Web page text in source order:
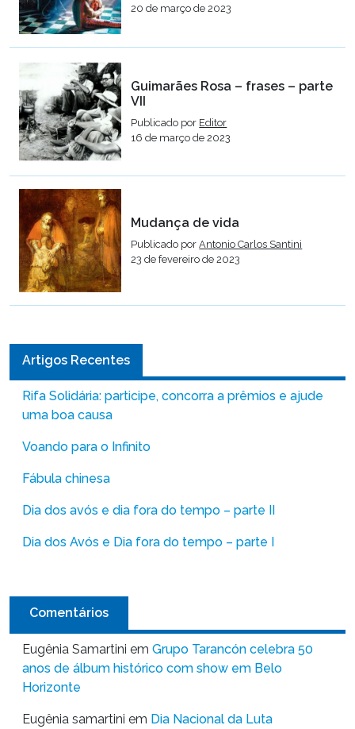
20 de março de 2023
Guimarães Rosa – frases – parte
VII
Publicado por Editor
16 de março de 2023
Mudança de vida
Publicado porAntonio Carlos Santini
23 de fevereiro de 2023
Artigos Recentes
Rifa Solidária: participe, concorra a prêmios e ajude
uma boa causa
Voando para o Infinito
Fábula chinesa
Dia dos avós e dia fora do tempo – parte II
Dia dos Avós e Dia fora do tempo – parte I
Comentários
Eugênia Samartini em Grupo Tarancón celebra 50
anos de álbum histórico com show em Belo
Horizonte
Eugênia samartini em Dia Nacional da Luta